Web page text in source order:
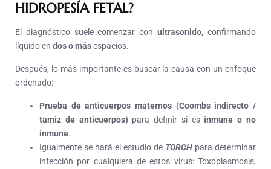
HIDROPESÍA FETAL?
El diagnóstico suele comenzar conultrasonido, confirmando
líquido en dos o másespacios.
Después, lo más importante es buscar la causa con un enfoque
ordenado:
Prueba de anticuerpos maternos (Coombs indirecto /
tamiz de anticuerpos) para definir si es inmune o no
inmune.
Igualmente se hará el estudio de TORCH para determinar
infección por cualquiera de estos virus: Toxoplasmosis,